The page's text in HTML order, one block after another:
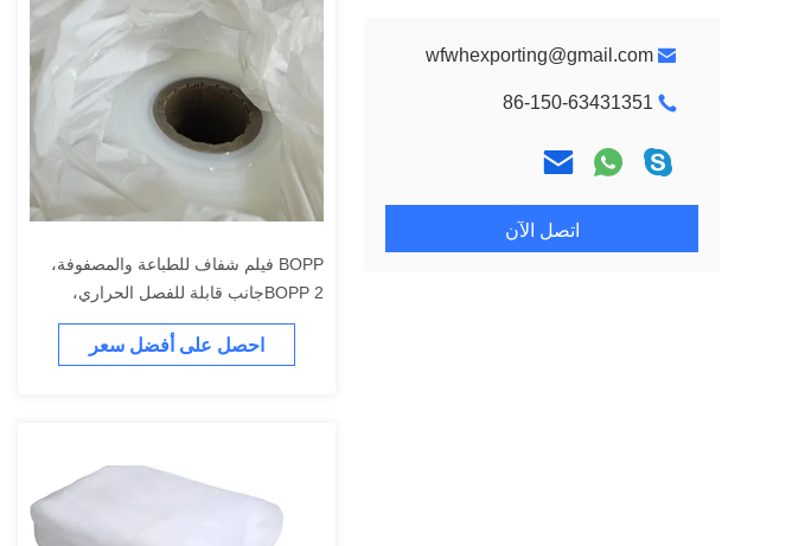
wfwhexporting@gmail.com
86-150-63431351
اتصل الآن
BOPP فيلم شفاف للطباعة والمصفوفة،
BOPP 2جانب قابلة للفصل الحراري،
احصل على أفضل سعر